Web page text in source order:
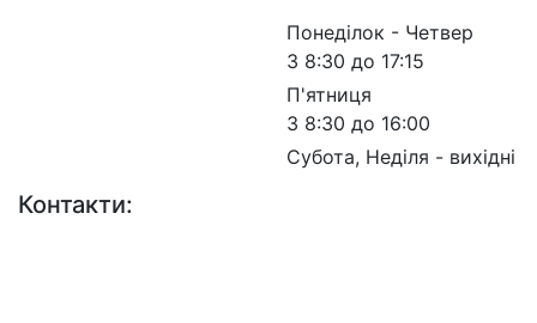
Понеділок - Четвер
З 8:30 до 17:15
П'ятниця
З 8:30 до 16:00
Субота, Неділя - вихідні
Контакти: